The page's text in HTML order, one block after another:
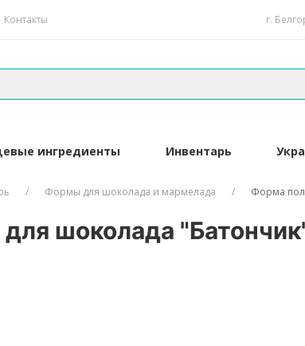
Контакты г.
ингредиенты Инвентарь
Формы для шоколада и мармелада Форма
шоколада